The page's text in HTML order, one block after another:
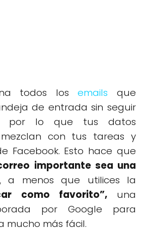
todos losemails
que
de entrada sin seguir
por lo que tus datos
con tus tareas y
Facebook. Esto hace que
importante sea una
, a menos que utilices la
como favorito”,una
por Google para
mucho más fácil.